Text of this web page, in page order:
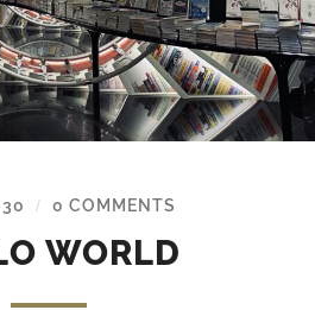
/ 0 COMMENTS
WORLD